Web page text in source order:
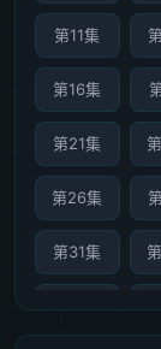
第11集
第16集
第21集
第26集
第31集